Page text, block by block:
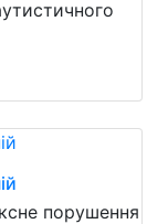
порушення